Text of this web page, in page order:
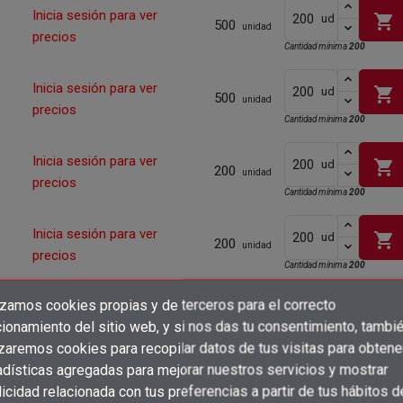
Añadir a la lista de deseos×
Crear lista de deseos ×
Nombre de la lista de deseos
Iniciar sesión ×
Debe iniciar sesión para guardar productos en su lista de deseos.
cookies propias y de terceros para el correcto
del sitio web, y si nos das tu consentimiento,
cookies para recopilar datos de tus visitas para
agregadas para mejorar nuestros servicios y mostrar
relacionada con tus preferencias a partir de tus hábitos
Inicia sesión para ver
precios
500 unidad
ud shopping_cart
Cantidad mínima200
Inicia sesión para ver
precios
500 unidad
ud shopping_cart
Cantidad mínima200
Inicia sesión para ver
precios
200 unidad
ud shopping_cart
Cantidad mínima200
Inicia sesión para ver
precios
200 unidad
ud shopping_cart
Cantidad mínima200
Inicia sesión para ver
precios
200 ud
Inicia sesión para ver
200 unidad shopping_cart